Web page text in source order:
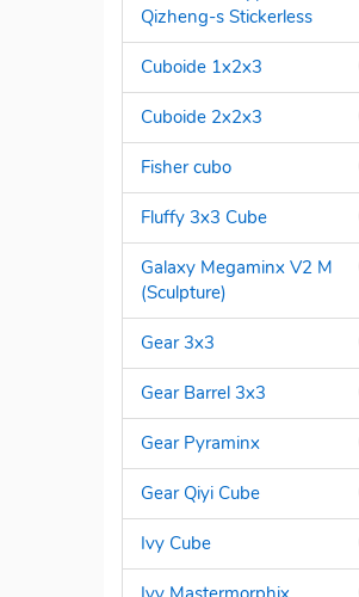
Qizheng-s Stickerless
Cuboide 1x2x3
Cuboide 2x2x3
Fisher cubo
Fluffy 3x3 Cube
Galaxy Megaminx V2 M
(Sculpture)
Gear 3x3
Gear Barrel 3x3
Gear Pyraminx
Gear Qiyi Cube
Ivy Cube